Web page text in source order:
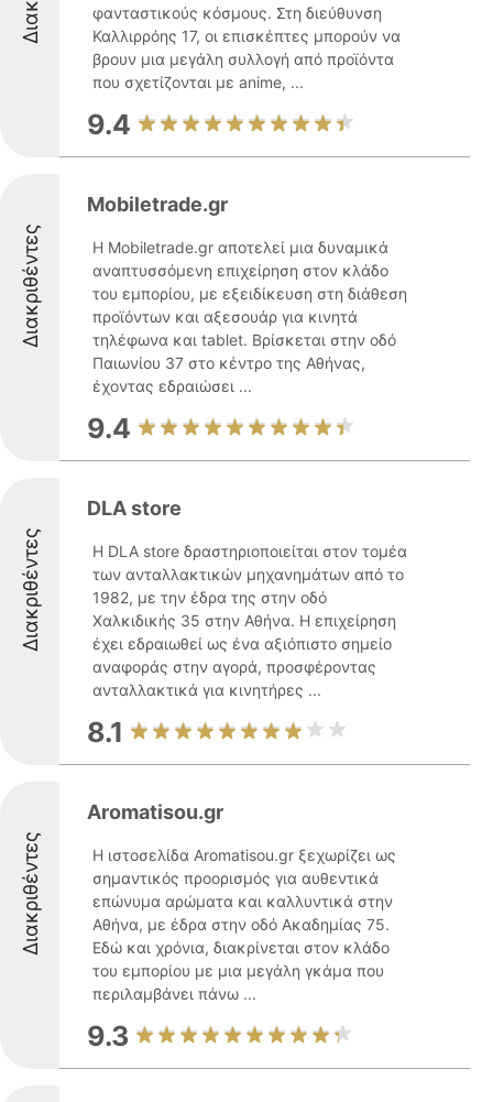
φανταστικούς κόσμους. Στη διεύθυνση
Καλλιρρόης 17, οι επισκέπτες μπορούν να
βρουν μια μεγάλη συλλογή από προϊόντα
που σχετίζονται με anime, ...
9.4
Διακριθέντες
Mobiletrade.gr
Η Mobiletrade.gr αποτελεί μια δυναμικά
αναπτυσσόμενη επιχείρηση στον κλάδο
του εμπορίου, με εξειδίκευση στη διάθεση
προϊόντων και αξεσουάρ για κινητά
τηλέφωνα και tablet. Βρίσκεται στην οδό
Παιωνίου 37 στο κέντρο της Αθήνας,
έχοντας εδραιώσει ...
9.4
Διακριθέντες
DLA store
Η DLA store δραστηριοποιείται στον τομέα
των ανταλλακτικών μηχανημάτων από το
1982, με την έδρα της στην οδό
Χαλκιδικής 35 στην Αθήνα. Η επιχείρηση
έχει εδραιωθεί ως ένα αξιόπιστο σημείο
αναφοράς στην αγορά, προσφέροντας
ανταλλακτικά για κινητήρες ...
8.1
Διακριθέντες
Aromatisou.gr
Η ιστοσελίδα Aromatisou.gr ξεχωρίζει ως
σημαντικός προορισμός για αυθεντικά
επώνυμα αρώματα και καλλυντικά στην
Αθήνα, με έδρα στην οδό Ακαδημίας 75.
Εδώ και χρόνια, διακρίνεται στον κλάδο
του εμπορίου με μια μεγάλη γκάμα που
περιλαμβάνει πάνω ...
9.3